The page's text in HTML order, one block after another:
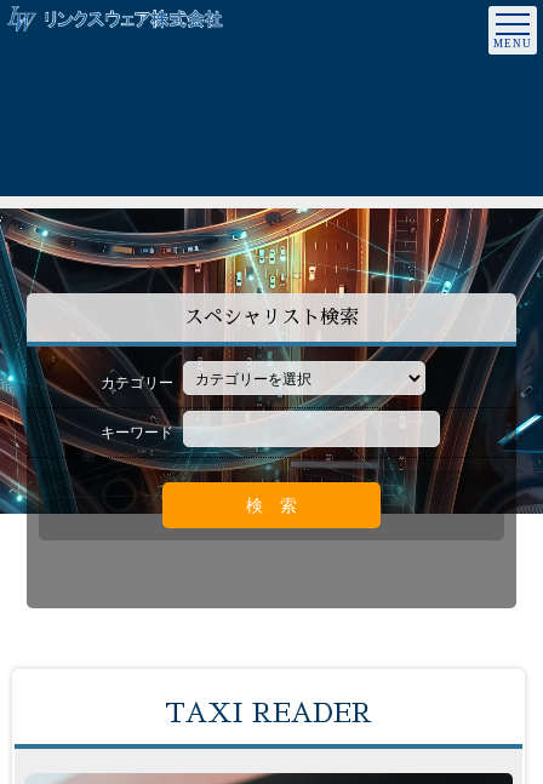
スペシャリスト検索
カテゴリー
キーワード
TAXI READER